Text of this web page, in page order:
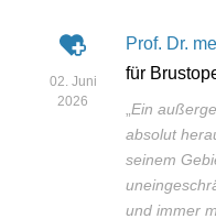
02. Juni
2026
Prof. Dr.
für
Ein
absolut
seinem
und immer